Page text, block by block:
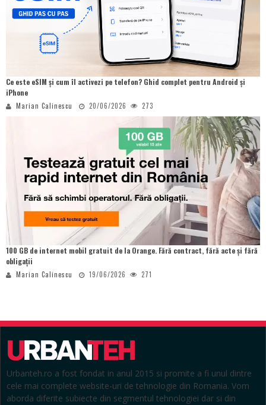
Ce este eSIM și cum îl activezi pe telefon? Ghid complet pentru Android și
iPhone
Marian Calinescu 20/06/2026 273
100 GB de internet mobil gratuit de la Orange. Fără contract, fără acte și fără
obligații
Marian Calinescu 19/06/2026 271
Urbanteh.ro a fost fondat in anul 2015 si promite a fi unul dintre
cele mai complete website-uri de tehnologie din Romania. Vom
aborda diferite subiecte din segmentul tehnologiei dar si din